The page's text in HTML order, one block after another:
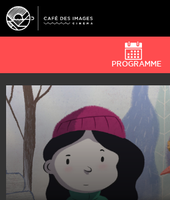
À
CAFÉ DU
PRATIQUE
ÉDUCATION AUX
PROGRAMME